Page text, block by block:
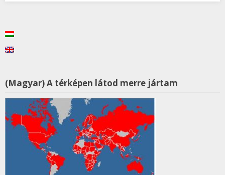
(Magyar) A térképen látod merre jártam